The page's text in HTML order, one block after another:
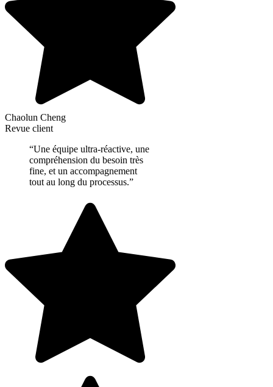
Chaolun Cheng
Revue client
“Une équipe ultra-réactive, une
compréhension du besoin très
fine, et un accompagnement
tout au long du processus.”